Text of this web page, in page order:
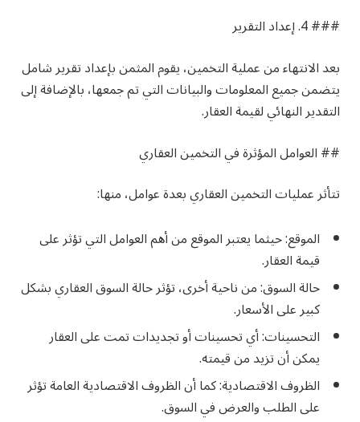
### 4. إعداد التقرير
بعد الانتهاء من عملية التخمين، يقوم المثمن بإعداد تقرير شامل
يتضمن جميع المعلومات والبيانات التي تم جمعها، بالإضافة إلى
التقدير النهائي لقيمة العقار.
## العوامل المؤثرة في التخمين العقاري
تتأثر عمليات التخمين العقاري بعدة عوامل، منها:
الموقع: حيثما يعتبر الموقع من أهم العوامل التي تؤثر على
قيمة العقار.
حالة السوق: من ناحية أخرى، تؤثر حالة السوق العقاري بشكل
كبير على الأسعار.
التحسينات: أي تحسينات أو تجديدات تمت على العقار
يمكن أن تزيد من قيمته.
الظروف الاقتصادية: كما أن الظروف الاقتصادية العامة تؤثر
على الطلب والعرض في السوق.